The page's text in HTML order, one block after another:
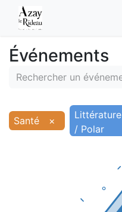
Événements
Santé ×
Littérature
/ Polar